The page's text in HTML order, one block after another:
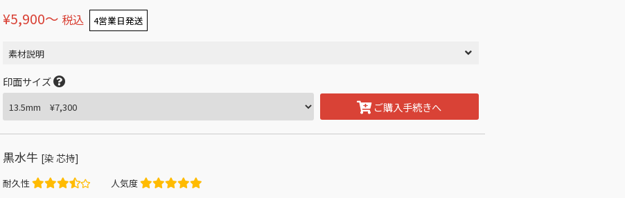
¥5,900〜 税込 4営業日発送
素材説明
印面サイズ
ご購入手続きへ
黒水牛 [染 芯持]
耐久性 人気度